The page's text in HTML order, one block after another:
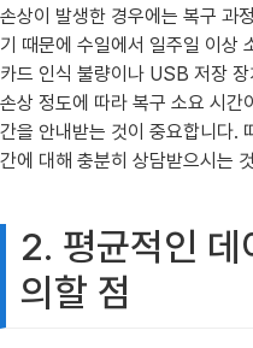
손상이 발생한 경우에는 복구 과
기 때문에 수일에서 일주일 이상
카드 인식 불량이나 USB 저장
손상 정도에 따라 복구 소요 시간
간을 안내받는 것이 중요합니다.
간에 대해 충분히 상담받으시는
2. 평균적인 데
의할 점